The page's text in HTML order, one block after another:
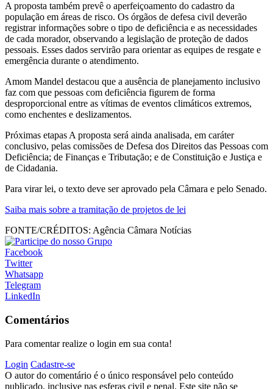
A proposta também prevê o aperfeiçoamento do cadastro da
população em áreas de risco. Os órgãos de defesa civil deverão
registrar informações sobre o tipo de deficiência e as necessidades
de cada morador, observando a legislação de proteção de dados
pessoais. Esses dados servirão para orientar as equipes de resgate e
emergência durante o atendimento.
Amom Mandel destacou que a ausência de planejamento inclusivo
faz com que pessoas com deficiência figurem de forma
desproporcional entre as vítimas de eventos climáticos extremos,
como enchentes e deslizamentos.
Próximas etapas A proposta será ainda analisada, em caráter
conclusivo, pelas comissões de Defesa dos Direitos das Pessoas com
Deficiência; de Finanças e Tributação; e de Constituição e Justiça e
de Cidadania.
Para virar lei, o texto deve ser aprovado pela Câmara e pelo Senado.
Saiba mais sobre a tramitação de projetos de lei
FONTE/CRÉDITOS: Agência Câmara Notícias
Facebook
Twitter
Whatsapp
Telegram
LinkedIn
Comentários
Para comentar realize o login em sua conta!
Login Cadastre-se
O autor do comentário é o único responsável pelo conteúdo
publicado, inclusive nas esferas civil e penal. Este site não se